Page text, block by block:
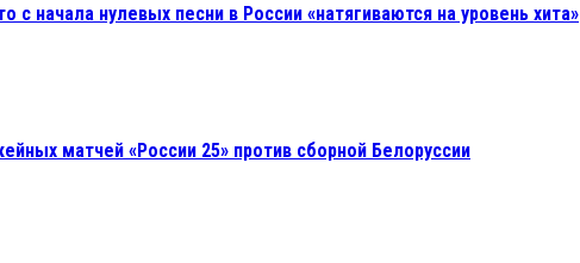
начала нулевых песни в России «натягиваются на уровень хита»
матчей «России 25» против сборной Белоруссии